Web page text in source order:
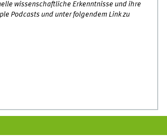
wissenschaftliche Erkenntnisse und ihre
Podcasts und unter folgendem Link zu